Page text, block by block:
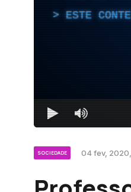
ESTE
SOCIEDADE 04 fev, 2020,